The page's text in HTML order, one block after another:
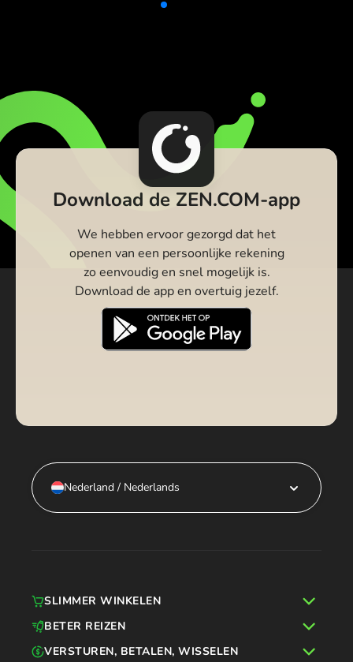
Download de ZEN.COM-app
We hebben ervoor gezorgd dat het
openen van een persoonlijke rekening
zo eenvoudig en snel mogelijk is.
Download de app en overtuig jezelf.
Nederland / Nederlands
SLIMMER WINKELEN
BETER REIZEN
VERSTUREN, BETALEN, WISSELEN